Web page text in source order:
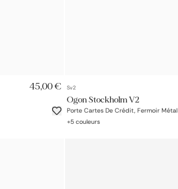
45,00 € Sv2
Ogon Stockholm V2
Porte Cartes De Crédit, Fermoir Métal
+5 couleurs